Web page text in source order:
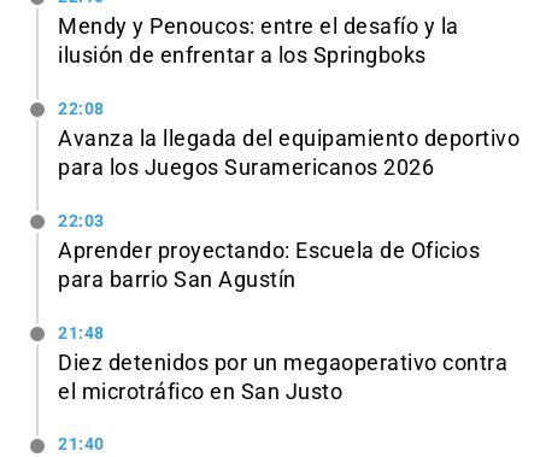
Mendy y Penoucos: entre el desafío y la
ilusión de enfrentar a los Springboks
22:08
Avanza la llegada del equipamiento deportivo
para los Juegos Suramericanos 2026
22:03
Aprender proyectando: Escuela de Oficios
para barrio San Agustín
21:48
Diez detenidos por un megaoperativo contra
el microtráfico en San Justo
21:40